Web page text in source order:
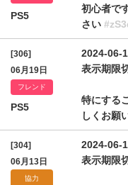
PS5
初心者で
さい
[306]
06月19日
フレンド
PS5
2024-06-
表示期限
特にする
しくお願
[304]
06月13日
協力
2024-06-
表示期限